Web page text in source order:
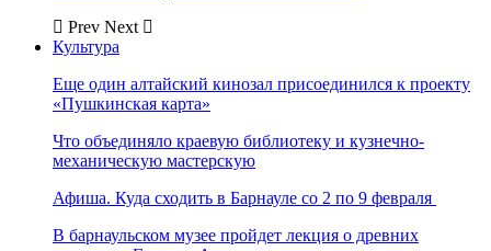
Prev Next
Культура
Еще один алтайский кинозал присоединился к проекту
«Пушкинская карта»
Что объединяло краевую библиотеку и кузнечно-
механическую мастерскую
Афиша. Куда сходить в Барнауле со 2 по 9 февраля
В барнаульском музее пройдет лекция о древних